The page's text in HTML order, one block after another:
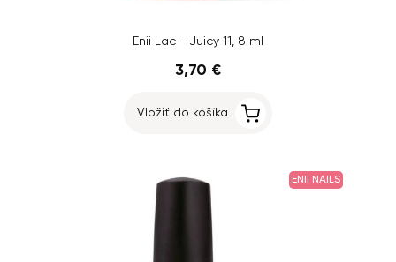
Enii Lac - Juicy 11, 8 ml
3,70 €
Vložiť do košíka
ENII NAILS